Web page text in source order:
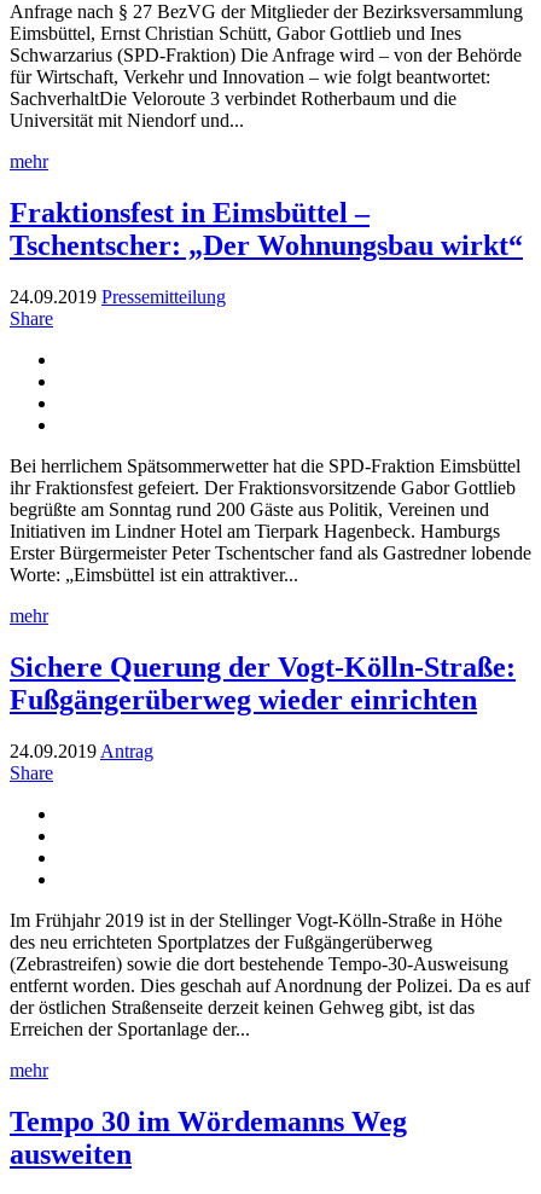
Anfrage nach § 27 BezVG der Mitglieder der Bezirksversammlung
Eimsbüttel, Ernst Christian Schütt, Gabor Gottlieb und Ines
Schwarzarius (SPD-Fraktion) Die Anfrage wird – von der Behörde
für Wirtschaft, Verkehr und Innovation – wie folgt beantwortet:
SachverhaltDie Veloroute 3 verbindet Rotherbaum und die
Universität mit Niendorf und...
mehr
Fraktionsfest in Eimsbüttel –
Tschentscher: „Der Wohnungsbau wirkt“
24.09.2019 Pressemitteilung
Share
Bei herrlichem Spätsommerwetter hat die SPD-Fraktion Eimsbüttel
ihr Fraktionsfest gefeiert. Der Fraktionsvorsitzende Gabor Gottlieb
begrüßte am Sonntag rund 200 Gäste aus Politik, Vereinen und
Initiativen im Lindner Hotel am Tierpark Hagenbeck. Hamburgs
Erster Bürgermeister Peter Tschentscher fand als Gastredner lobende
Worte: „Eimsbüttel ist ein attraktiver...
mehr
Sichere Querung der Vogt-Kölln-Straße:
Fußgängerüberweg wieder einrichten
24.09.2019 Antrag
Share
Im Frühjahr 2019 ist in der Stellinger Vogt-Kölln-Straße in Höhe
des neu errichteten Sportplatzes der Fußgängerüberweg
(Zebrastreifen) sowie die dort bestehende Tempo-30-Ausweisung
entfernt worden. Dies geschah auf Anordnung der Polizei. Da es auf
der östlichen Straßenseite derzeit keinen Gehweg gibt, ist das
Erreichen der Sportanlage der...
mehr
Tempo 30 im Wördemanns Weg
ausweiten